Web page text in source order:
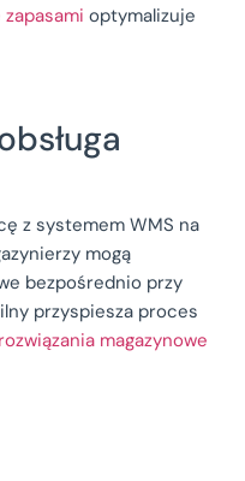
optymalizuje
z systemem WMS na
mogą
bezpośrednio przy
przyspiesza proces
magazynowe